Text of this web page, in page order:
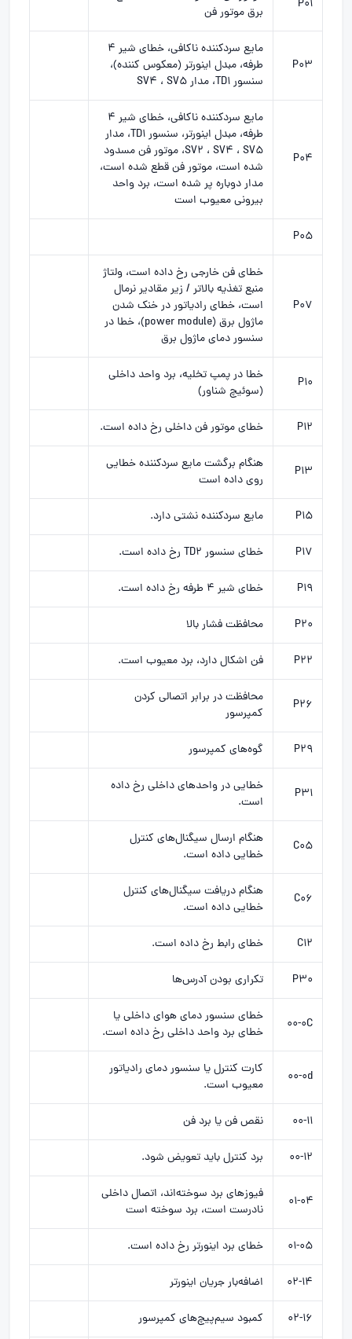
P01
برق موتور فن
P03
مایع سردکننده ناکافی، خطای شیر ۴
طرفه، مبدل اینورتر (معکوس کننده)،
سنسور TD1، مدار SV4 ، SV5
P04
مایع سردکننده ناکافی، خطای شیر ۴
طرفه، مبدل اینورتر، سنسور TD1، مدار
SV2 ، SV4 ، SV5، موتور فن مسدود
شده است، موتور فن قطع شده است،
مدار دوباره پر شده است، برد واحد
بیرونی معیوب است
P05
P07
خطای فن خارجی رخ داده است، ولتاژ
منبع تغذیه بالاتر / زیر مقادیر نرمال
است، خطای رادیاتور در خنک شدن
ماژول برق (power module)، خطا در
سنسور دمای ماژول برق
P10
خطا در پمپ تخلیه، برد واحد داخلی
(سوئیچ شناور)
P12 خطای موتور فن داخلی رخ داده است.
P13
هنگام برگشت مایع سردکننده خطایی
روی داده است
P15 مایع سردکننده نشتی دارد.
P17 خطای سنسور TD2 رخ داده است.
P19 خطای شیر ۴ طرفه رخ داده است.
P20 محافظت فشار بالا
P22 فن اشکال دارد، برد معیوب است.
P26
محافظت در برابر اتصالی کردن
کمپرسور
P29 گوه‌های کمپرسور
P31
خطایی در واحدهای داخلی رخ داده
است.
C05
هنگام ارسال سیگنال‌های کنترل
خطایی داده است.
C06
هنگام دریافت سیگنال‌های کنترل
خطایی داده است.
C12 خطای رابط رخ داده است.
P30 تکراری بودن آدرس‌ها
۰۰-۰C
خطای سنسور دمای هوای داخلی یا
خطای برد واحد داخلی رخ داده است.
۰۰-۰d
کارت کنترل یا سنسور دمای رادیاتور
معیوب است.
۰۰-۱۱ نقص فن یا برد فن
۰۰-۱۲ برد کنترل باید تعویض شود.
۰۱-۰۴
فیوزهای برد سوخته‌اند، اتصال داخلی
نادرست است، برد سوخته است
۰۱-۰۵ خطای برد اینورتر رخ داده است.
۰۲-۱۴ اضافه‌بار جریان اینورتر
۰۲-۱۶ کمبود سیم‌پیچ‌های کمپرسور